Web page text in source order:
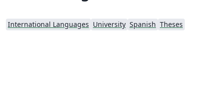
International Languages University Spanish Theses